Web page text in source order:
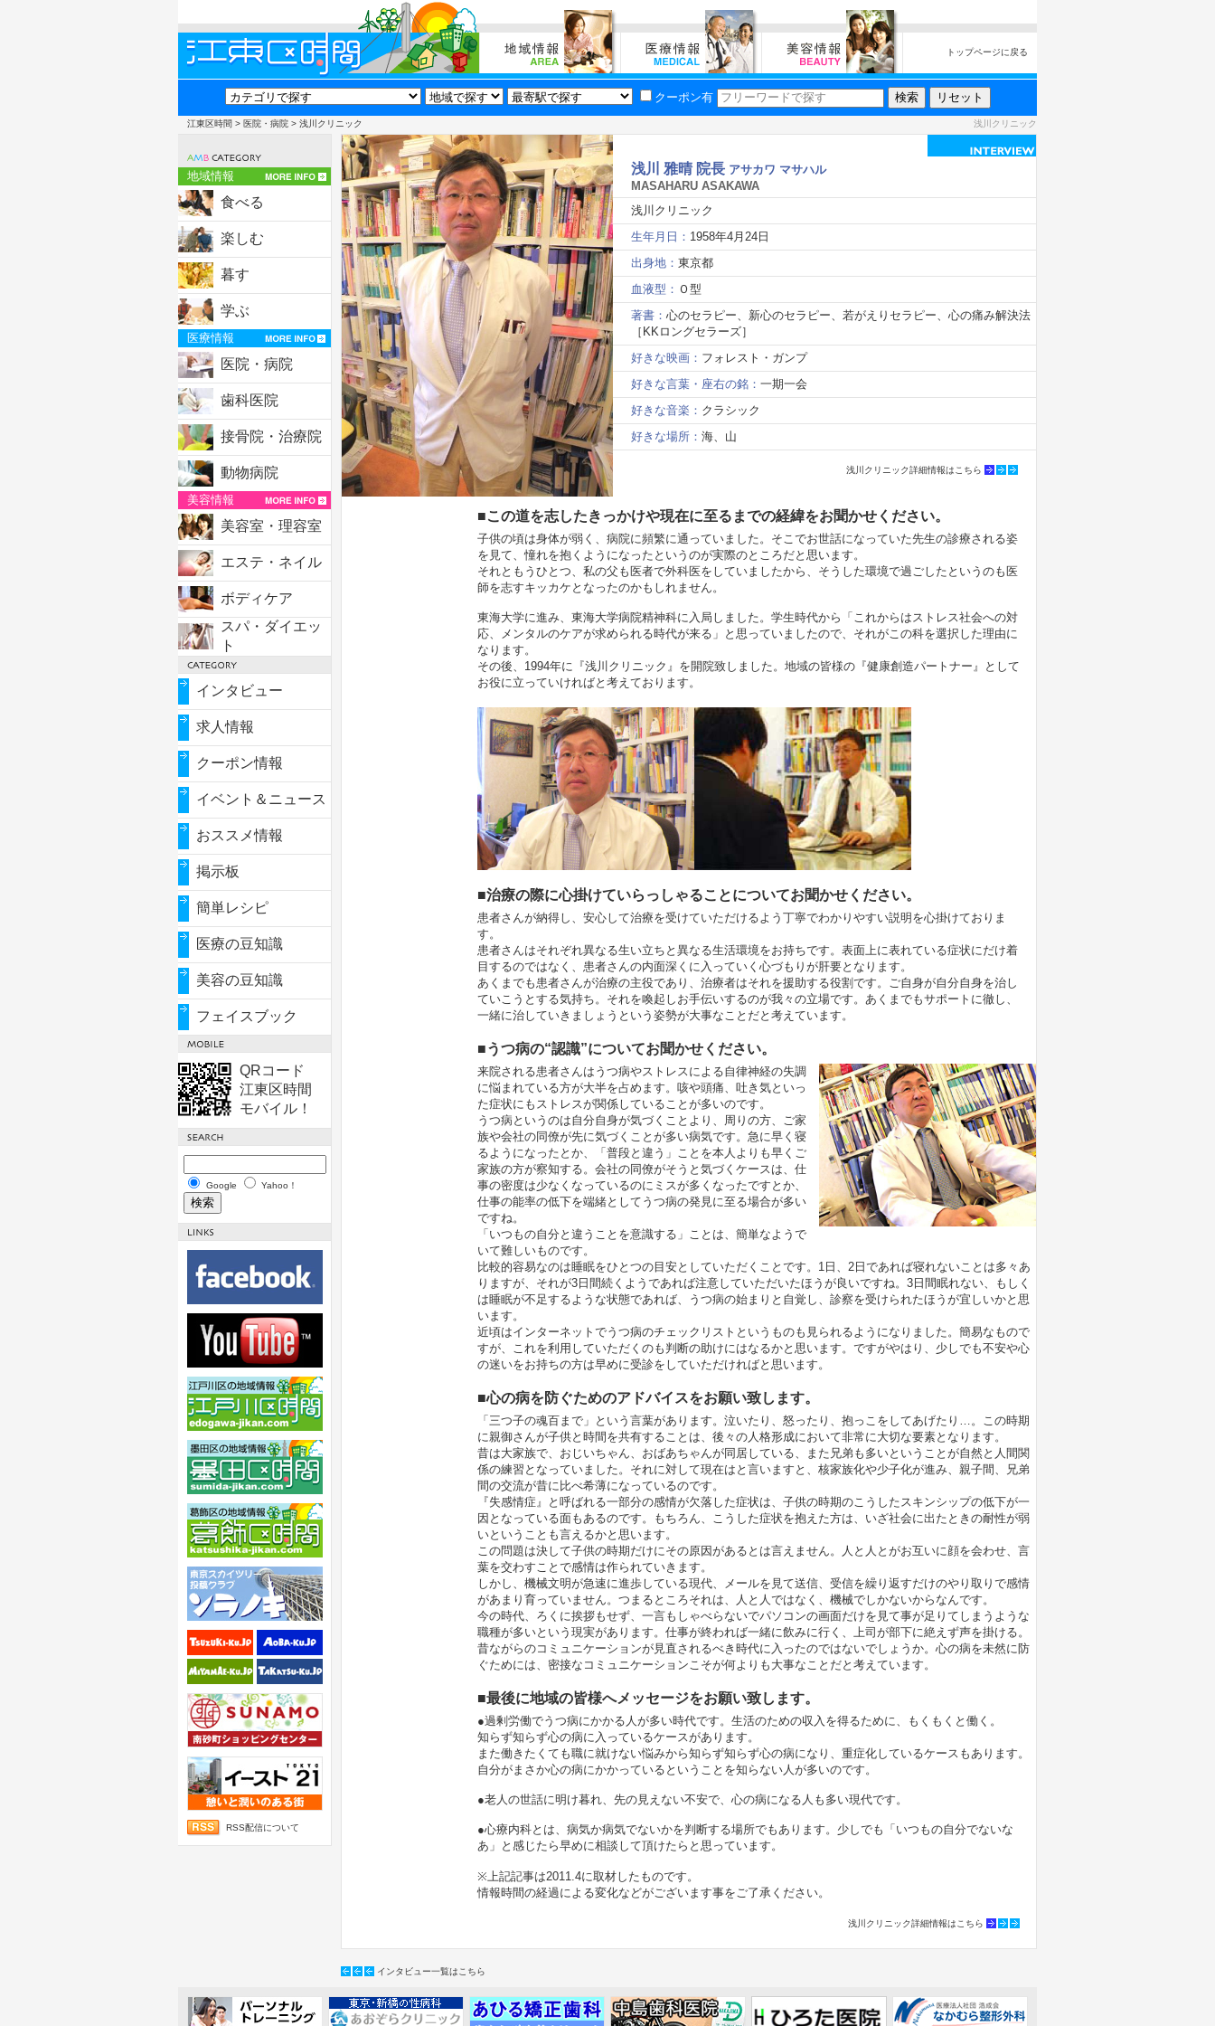
トップページに戻る
クーポン有
江東区時間 > 医院・病院 > 浅川クリニック 浅川クリニック
地域情報
食べる
楽しむ
暮す
学ぶ
医療情報
医院・病院
歯科医院
接骨院・治療院
動物病院
美容情報
美容室・理容室
エステ・ネイル
ボディケア
スパ・ダイエッ
ト
インタビュー
求人情報
クーポン情報
イベント＆ニュース
おススメ情報
掲示板
簡単レシピ
医療の豆知識
美容の豆知識
フェイスブック
QRコード
江東区時間
モバイル！
Google Yahoo！
RSS配信について
浅川 雅晴 院長 アサカワ マサハル
MASAHARU ASAKAWA
浅川クリニック
生年月日： 1958年4月24日
出身地： 東京都
血液型： Ｏ型
著書： 心のセラピー、新心のセラピー、若がえりセラピー、心の痛み解決法
［KKロングセラーズ］
好きな映画： フォレスト・ガンプ
好きな言葉・座右の銘： 一期一会
好きな音楽： クラシック
好きな場所： 海、山
浅川クリニック詳細情報はこちら
■この道を志したきっかけや現在に至るまでの経緯をお聞かせください。
子供の頃は身体が弱く、病院に頻繁に通っていました。そこでお世話になっていた先生の診療される姿
を見て、憧れを抱くようになったというのが実際のところだと思います。
それともうひとつ、私の父も医者で外科医をしていましたから、そうした環境で過ごしたというのも医
師を志すキッカケとなったのかもしれません。
東海大学に進み、東海大学病院精神科に入局しました。学生時代から「これからはストレス社会への対
応、メンタルのケアが求められる時代が来る」と思っていましたので、それがこの科を選択した理由に
なります。
その後、1994年に『浅川クリニック』を開院致しました。地域の皆様の『健康創造パートナー』として
お役に立っていければと考えております。
■治療の際に心掛けていらっしゃることについてお聞かせください。
患者さんが納得し、安心して治療を受けていただけるよう丁寧でわかりやすい説明を心掛けておりま
す。
患者さんはそれぞれ異なる生い立ちと異なる生活環境をお持ちです。表面上に表れている症状にだけ着
目するのではなく、患者さんの内面深くに入っていく心づもりが肝要となります。
あくまでも患者さんが治療の主役であり、治療者はそれを援助する役割です。ご自身が自分自身を治し
ていこうとする気持ち。それを喚起しお手伝いするのが我々の立場です。あくまでもサポートに徹し、
一緒に治していきましょうという姿勢が大事なことだと考えています。
■うつ病の“認識”についてお聞かせください。
来院される患者さんはうつ病やストレスによる自律神経の失調
に悩まれている方が大半を占めます。咳や頭痛、吐き気といっ
た症状にもストレスが関係していることが多いのです。
うつ病というのは自分自身が気づくことより、周りの方、ご家
族や会社の同僚が先に気づくことが多い病気です。急に早く寝
るようになったとか、「普段と違う」ことを本人よりも早くご
家族の方が察知する。会社の同僚がそうと気づくケースは、仕
事の密度は少なくなっているのにミスが多くなったですとか、
仕事の能率の低下を端緒としてうつ病の発見に至る場合が多い
ですね。
「いつもの自分と違うことを意識する」ことは、簡単なようで
いて難しいものです。
比較的容易なのは睡眠をひとつの目安としていただくことです。1日、2日であれば寝れないことは多々あ
りますが、それが3日間続くようであれば注意していただいたほうが良いですね。3日間眠れない、もしく
は睡眠が不足するような状態であれば、うつ病の始まりと自覚し、診察を受けられたほうが宜しいかと思
います。
近頃はインターネットでうつ病のチェックリストというものも見られるようになりました。簡易なもので
すが、これを利用していただくのも判断の助けにはなるかと思います。ですがやはり、少しでも不安や心
の迷いをお持ちの方は早めに受診をしていただければと思います。
■心の病を防ぐためのアドバイスをお願い致します。
「三つ子の魂百まで」という言葉があります。泣いたり、怒ったり、抱っこをしてあげたり…。この時期
に親御さんが子供と時間を共有することは、後々の人格形成において非常に大切な要素となります。
昔は大家族で、おじいちゃん、おばあちゃんが同居している、また兄弟も多いということが自然と人間関
係の練習となっていました。それに対して現在はと言いますと、核家族化や少子化が進み、親子間、兄弟
間の交流が昔に比べ希薄になっているのです。
『失感情症』と呼ばれる一部分の感情が欠落した症状は、子供の時期のこうしたスキンシップの低下が一
因となっている面もあるのです。もちろん、こうした症状を抱えた方は、いざ社会に出たときの耐性が弱
いということも言えるかと思います。
この問題は決して子供の時期だけにその原因があるとは言えません。人と人とがお互いに顔を会わせ、言
葉を交わすことで感情は作られていきます。
しかし、機械文明が急速に進歩している現代、メールを見て送信、受信を繰り返すだけのやり取りで感情
があまり育っていません。つまるところそれは、人と人ではなく、機械でしかないからなんです。
今の時代、ろくに挨拶もせず、一言もしゃべらないでパソコンの画面だけを見て事が足りてしまうような
職種が多いという現実があります。仕事が終われば一緒に飲みに行く、上司が部下に絶えず声を掛ける。
昔ながらのコミュニケーションが見直されるべき時代に入ったのではないでしょうか。心の病を未然に防
ぐためには、密接なコミュニケーションこそが何よりも大事なことだと考えています。
■最後に地域の皆様へメッセージをお願い致します。
●過剰労働でうつ病にかかる人が多い時代です。生活のための収入を得るために、もくもくと働く。
知らず知らず心の病に入っているケースがあります。
また働きたくても職に就けない悩みから知らず知らず心の病になり、重症化しているケースもあります。
自分がまさか心の病にかかっているということを知らない人が多いのです。
●老人の世話に明け暮れ、先の見えない不安で、心の病になる人も多い現代です。
●心療内科とは、病気か病気でないかを判断する場所でもあります。少しでも「いつもの自分でないな
あ」と感じたら早めに相談して頂けたらと思っています。
※上記記事は2011.4に取材したものです。
情報時間の経過による変化などがございます事をご了承ください。
浅川クリニック詳細情報はこちら
インタビュー一覧はこちら